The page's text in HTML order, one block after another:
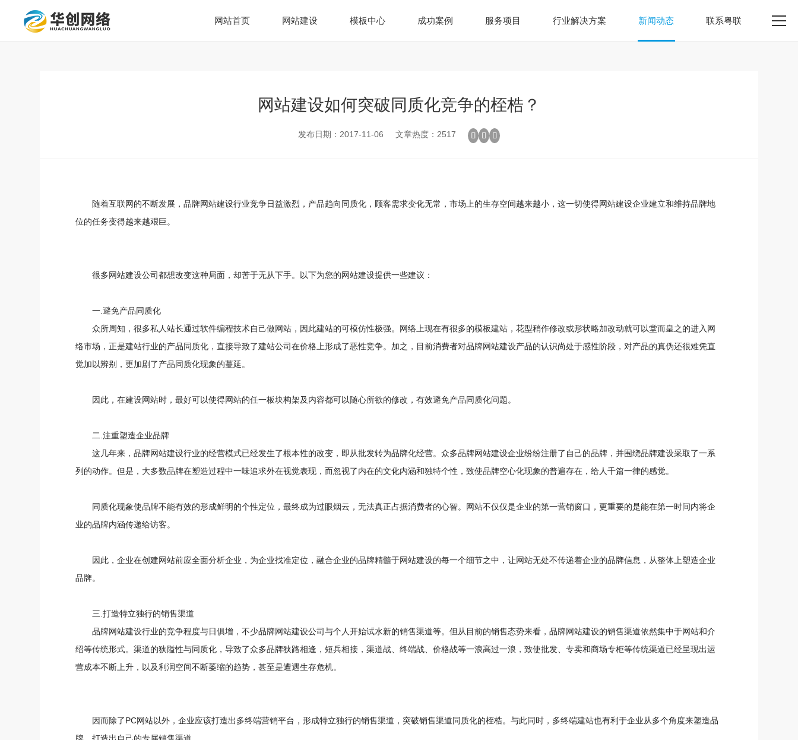
网站首页 网站建设 模板中心 成功案例 服务项目 行业解决方案 新闻动态 联系粤联
网站建设如何突破同质化竞争的桎梏？
发布日期：2017-11-06 文章热度：2517
随着互联网的不断发展，品牌网站建设行业竞争日益激烈，产品趋向同质化，顾客需求变化无常，市场上的生存空间越来越小，这一切使得网站建设企业建立和维持品牌地
位的任务变得越来越艰巨。
很多网站建设公司都想改变这种局面，却苦于无从下手。以下为您的网站建设提供一些建议：
一.避免产品同质化
众所周知，很多私人站长通过软件编程技术自己做网站，因此建站的可模仿性极强。网络上现在有很多的模板建站，花型稍作修改或形状略加改动就可以堂而皇之的进入网
络市场，正是建站行业的产品同质化，直接导致了建站公司在价格上形成了恶性竞争。加之，目前消费者对品牌网站建设产品的认识尚处于感性阶段，对产品的真伪还很难凭直
觉加以辨别，更加剧了产品同质化现象的蔓延。
因此，在建设网站时，最好可以使得网站的任一板块构架及内容都可以随心所欲的修改，有效避免产品同质化问题。
二.注重塑造企业品牌
这几年来，品牌网站建设行业的经营模式已经发生了根本性的改变，即从批发转为品牌化经营。众多品牌网站建设企业纷纷注册了自己的品牌，并围绕品牌建设采取了一系
列的动作。但是，大多数品牌在塑造过程中一味追求外在视觉表现，而忽视了内在的文化内涵和独特个性，致使品牌空心化现象的普遍存在，给人千篇一律的感觉。
同质化现象使品牌不能有效的形成鲜明的个性定位，最终成为过眼烟云，无法真正占据消费者的心智。网站不仅仅是企业的第一营销窗口，更重要的是能在第一时间内将企
业的品牌内涵传递给访客。
因此，企业在创建网站前应全面分析企业，为企业找准定位，融合企业的品牌精髓于网站建设的每一个细节之中，让网站无处不传递着企业的品牌信息，从整体上塑造企业
品牌。
三.打造特立独行的销售渠道
品牌网站建设行业的竞争程度与日俱增，不少品牌网站建设公司与个人开始试水新的销售渠道等。但从目前的销售态势来看，品牌网站建设的销售渠道依然集中于网站和介
绍等传统形式。渠道的狭隘性与同质化，导致了众多品牌狭路相逢，短兵相接，渠道战、终端战、价格战等一浪高过一浪，致使批发、专卖和商场专柜等传统渠道已经呈现出运
营成本不断上升，以及利润空间不断萎缩的趋势，甚至是遭遇生存危机。
因而除了PC网站以外，企业应该打造出多终端营销平台，形成特立独行的销售渠道，突破销售渠道同质化的桎梏。与此同时，多终端建站也有利于企业从多个角度来塑造品